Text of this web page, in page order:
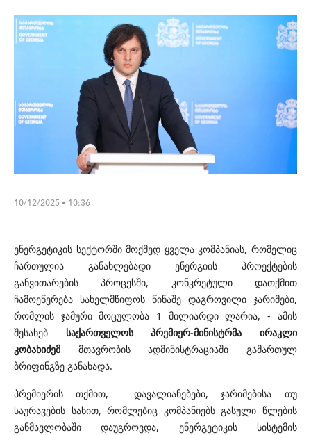
10/12/2025 • 10:36
ენერგეტიკის სექტორში მოქმედ ყველა კომპანიას, რომელიც
ჩართულია განახლებადი ენერგიის პროექტების
განვითარების პროცესში, კონკრეტული დათქმით
ჩამოეწერება სახელმწიფოს წინაშე დაგროვილი ჯარიმები,
რომლის ჯამური მოცულობა 1 მილიარდი ლარია, - ამის
შესახებ საქართველოს პრემიერ-მინისტრმა ირაკლი
კობახიძემ მთავრობის ადმინისტრაციაში გამართულ
ბრიფინგზე განახადა.
პრემიერის თქმით, დავალიანებები, ჯარიმებისა თუ
საურავების სახით, რომლებიც კომპანიებს გასული წლების
განმავლობაში დაუგროვდა, ენერგეტიკის სისტემის